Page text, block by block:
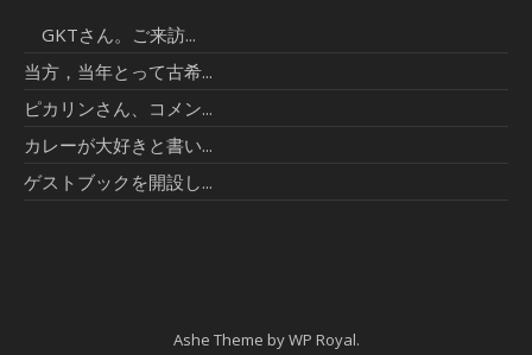
GKTさん。ご来訪...
当方，当年とって古希...
ピカリンさん、コメン...
カレーが大好きと書い...
ゲストブックを開設し...
Ashe Theme byWP Royal.